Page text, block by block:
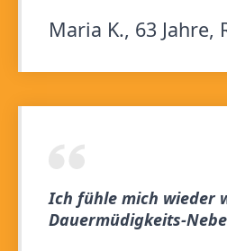
Maria K., 63 Jahre,
Ich fühle mich wieder
Dauermüdigkeits-